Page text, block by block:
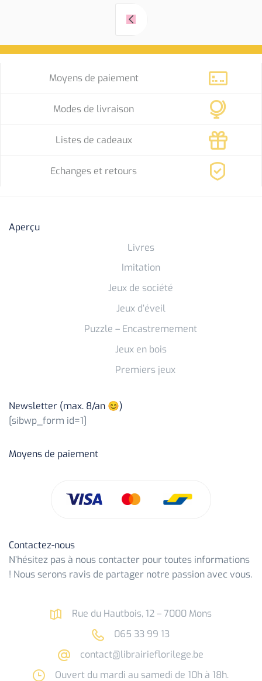
l’article
Moyens de paiement
Modes de livraison
Listes de cadeaux
Echanges et retours
Aperçu
Livres
Imitation
Jeux de société
Jeux d’éveil
Puzzle – Encastremement
Jeux en bois
Premiers jeux
Newsletter (max. 8/an 😊)
[sibwp_form id=1]
Moyens de paiement
Contactez-nous
N’hésitez pas à nous contacter pour toutes informations
! Nous serons ravis de partager notre passion avec vous.
Rue du Hautbois, 12 – 7000 Mons
065 33 99 13
contact@librairieflorilege.be
Ouvert du mardi au samedi de 10h à 18h.